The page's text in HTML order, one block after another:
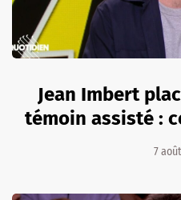
Jean Imbert
témoin assisté :
7